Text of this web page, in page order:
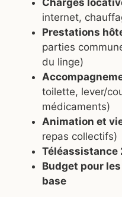
Charges
internet,
Prestations
parties
du linge)
toilette, lever/
médicaments)
Animation et
repas collectifs)
Téléassistance
Budget pour
base